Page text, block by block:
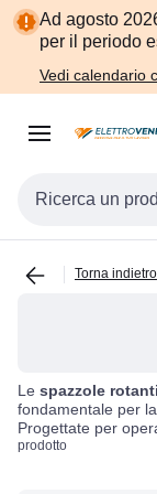
Vai alla
navigazione
Vai
alla
Ad agosto
per il periodo
Vedi calendario
Cerca input
Torna indietro
Le spazzole
fondamentale per
Progettate per
vernice e detriti,
prodotto